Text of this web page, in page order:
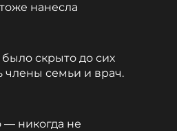
нанесла
скрыто до сих
члены семьи и врач.
— никогда не